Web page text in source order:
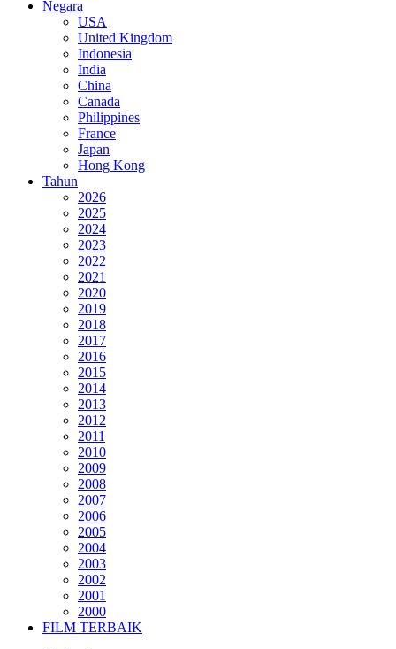
Negara
USA
United Kingdom
Indonesia
India
China
Canada
Philippines
France
Japan
Hong Kong
Tahun
2026
2025
2024
2023
2022
2021
2020
2019
2018
2017
2016
2015
2014
2013
2012
2011
2010
2009
2008
2007
2006
2005
2004
2003
2002
2001
2000
FILM TERBAIK